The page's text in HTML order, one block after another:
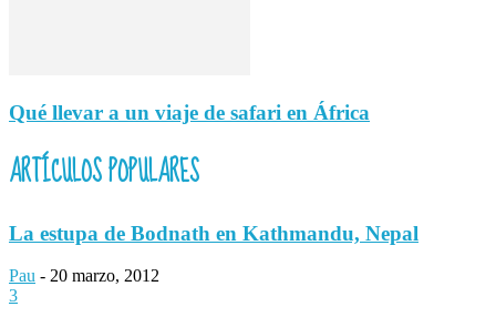
Qué llevar a un viaje de safari en África
ARTÍCULOS POPULARES
La estupa de Bodnath en Kathmandu, Nepal
Pau - 20 marzo, 2012
3